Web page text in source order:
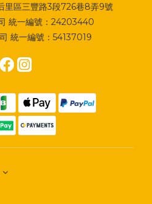
里區三豐路3段726巷8弄9號
統一編號：24203440
統一編號：54137019